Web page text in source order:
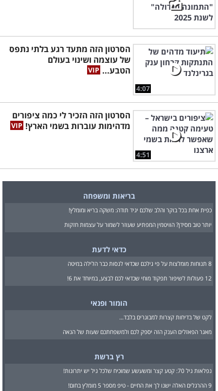
4:07
הסרטון הזה מתעד רגע בלתי נתפס
של עוצמה ושינוי בעולם
הטבע...
4:51
הסרטון הזה הזכיר לי כמה ציפורים
מדהימות עוברות בשמי הארץ!
בריאות ומשפחה
כפית אחת בכל בוקר והלב שלכם יגיד תודה: משקה בריא ומומלץ!
יותר טוב מסידן? הוויטמין המפתיע שעוזר לשמור על עצמות חזקות
כדאי לדעת
8 תנוחות מומלצות על פי גילכם שכדאי לנסות כבר הלילה במיטה
12 פעולות לשיפור תפקוד מוחי שכדאי לכם לבצע, במיוחד את 6!
הומור ופנאי
לקט של בדיחות קצרות למבוגרים בלבד...
מאגר הפאזלים הענק הזה יספק לכם ולמשפחתכם שעות של הנאה
רץ ברשת
נפלאות גיל 70: קטע קצר ומשעשע שמוכיח שלכל גיל יש יתרונות!
9 ההרגלים האלה ישנו לך את החיים - טיפ מספר 5 מומלץ בחום!